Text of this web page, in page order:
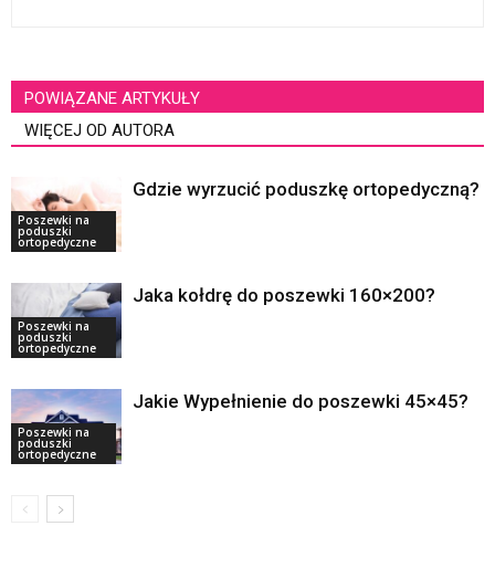
POWIĄZANE ARTYKUŁY
WIĘCEJ OD AUTORA
Poszewki na
poduszki
ortopedyczne
Gdzie wyrzucić poduszkę ortopedyczną?
Poszewki na
poduszki
ortopedyczne
Jaka kołdrę do poszewki 160×200?
Poszewki na
poduszki
ortopedyczne
Jakie Wypełnienie do poszewki 45×45?